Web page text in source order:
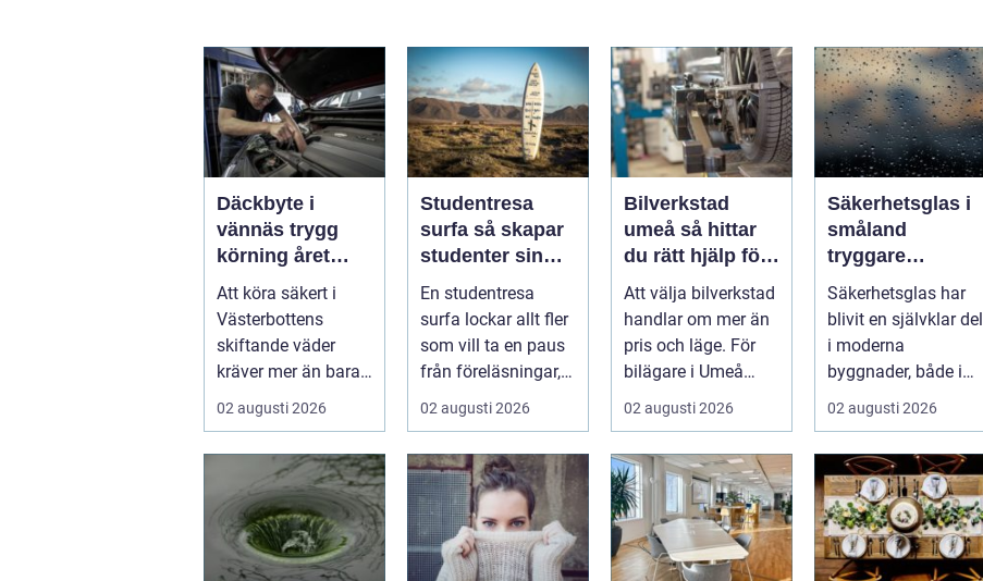
Däckbyte i
vännäs trygg
körning året
runt
Att köra säkert i
Västerbottens
skiftande väder
kräver mer än bara
ett körkort och en
pålitlig bil. ...
02 augusti 2026
Studentresa
surfa så skapar
studenter sin
ultimata paus
från plugget
En studentresa
surfa lockar allt fler
som vill ta en paus
från föreläsningar,
tentaplugg och
sena kv...
02 augusti 2026
Bilverkstad
umeå så hittar
du rätt hjälp för
din bil
Att välja bilverkstad
handlar om mer än
pris och läge. För
bilägare i Umeå
väger trygghet,
tillgängl...
02 augusti 2026
Säkerhetsglas i
småland
tryggare
byggnader med
smarta
glaslösningar
Säkerhetsglas har
blivit en självklar del
i moderna
byggnader, både i
hem och offentliga
miljöer. I ...
02 augusti 2026